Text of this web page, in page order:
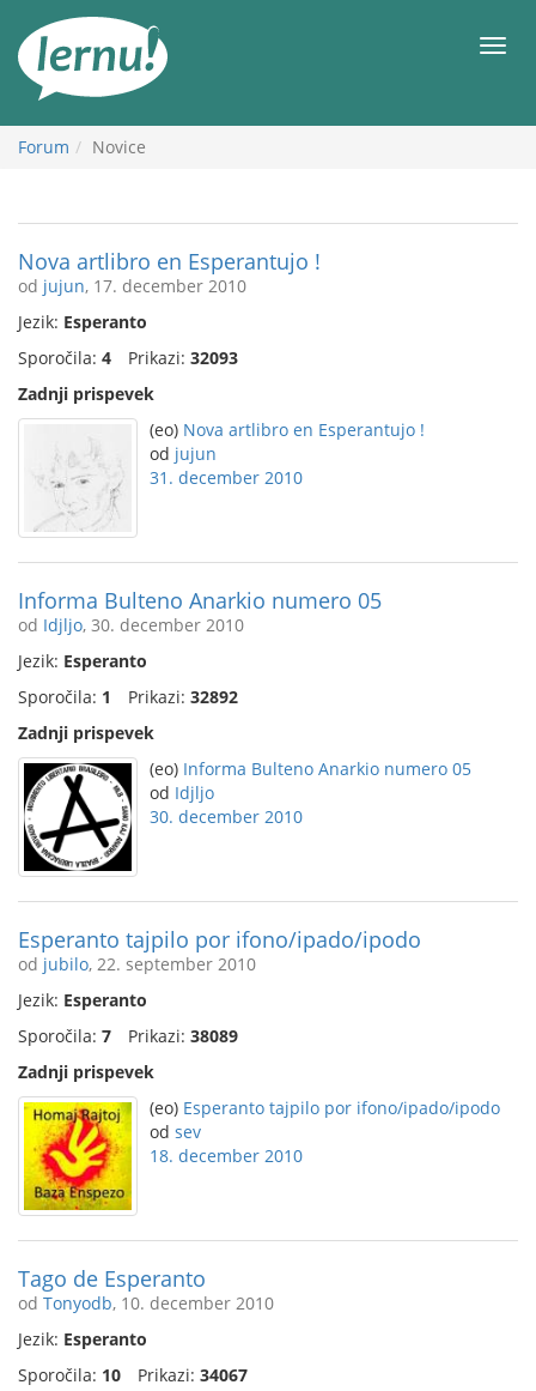
vsebini
Meni
Forum Novice
Nova artlibro en Esperantujo !
od jujun, 17. december 2010
Jezik: Esperanto
Sporočila: 4 Prikazi: 32093
Zadnji prispevek
(eo) Nova artlibro en Esperantujo !
od jujun
31. december 2010
Informa Bulteno Anarkio numero 05
od Idjljo, 30. december 2010
Jezik: Esperanto
Sporočila: 1 Prikazi: 32892
Zadnji prispevek
(eo) Informa Bulteno Anarkio numero 05
od Idjljo
30. december 2010
Esperanto tajpilo por ifono/ipado/ipodo
od jubilo, 22. september 2010
Jezik: Esperanto
Sporočila: 7 Prikazi: 38089
Zadnji prispevek
(eo) Esperanto tajpilo por ifono/ipado/ipodo
od sev
18. december 2010
Tago de Esperanto
od Tonyodb, 10. december 2010
Jezik: Esperanto
Sporočila: 10 Prikazi: 34067